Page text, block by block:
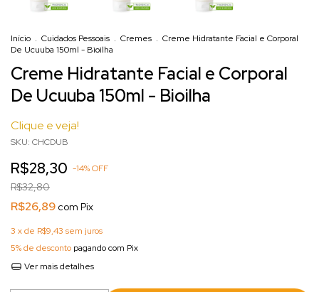
Início . Cuidados Pessoais . Cremes . Creme Hidratante Facial e Corporal
De Ucuuba 150ml - Bioilha
Creme Hidratante Facial e Corporal
De Ucuuba 150ml - Bioilha
Clique e veja!
SKU: CHCDUB
R$28,30 -14%OFF
R$32,80
R$26,89 com Pix
3 x de R$9,43 sem juros
5% de desconto pagando com Pix
Ver mais detalhes